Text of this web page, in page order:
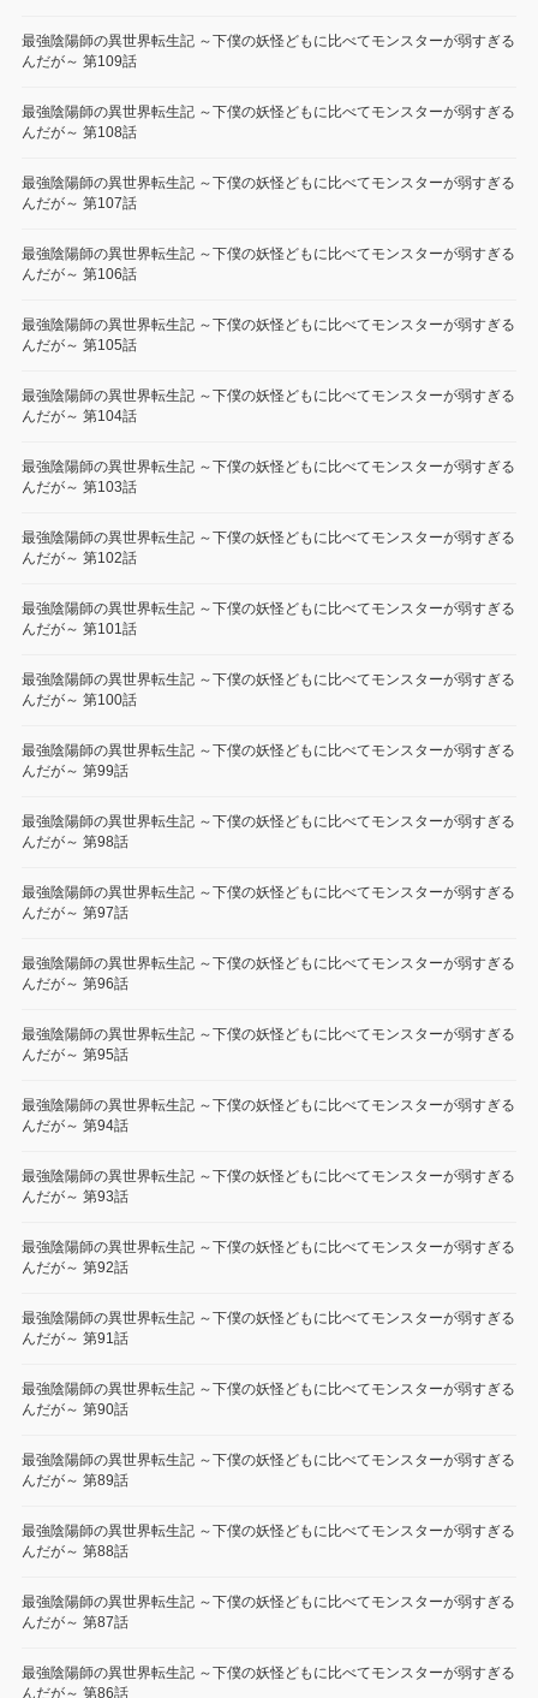
最強陰陽師の異世界転生記 ～下僕の妖怪どもに比べてモンスターが弱すぎる
んだが～ 第109話
最強陰陽師の異世界転生記 ～下僕の妖怪どもに比べてモンスターが弱すぎる
んだが～ 第108話
最強陰陽師の異世界転生記 ～下僕の妖怪どもに比べてモンスターが弱すぎる
んだが～ 第107話
最強陰陽師の異世界転生記 ～下僕の妖怪どもに比べてモンスターが弱すぎる
んだが～ 第106話
最強陰陽師の異世界転生記 ～下僕の妖怪どもに比べてモンスターが弱すぎる
んだが～ 第105話
最強陰陽師の異世界転生記 ～下僕の妖怪どもに比べてモンスターが弱すぎる
んだが～ 第104話
最強陰陽師の異世界転生記 ～下僕の妖怪どもに比べてモンスターが弱すぎる
んだが～ 第103話
最強陰陽師の異世界転生記 ～下僕の妖怪どもに比べてモンスターが弱すぎる
んだが～ 第102話
最強陰陽師の異世界転生記 ～下僕の妖怪どもに比べてモンスターが弱すぎる
んだが～ 第101話
最強陰陽師の異世界転生記 ～下僕の妖怪どもに比べてモンスターが弱すぎる
んだが～ 第100話
最強陰陽師の異世界転生記 ～下僕の妖怪どもに比べてモンスターが弱すぎる
んだが～ 第99話
最強陰陽師の異世界転生記 ～下僕の妖怪どもに比べてモンスターが弱すぎる
んだが～ 第98話
最強陰陽師の異世界転生記 ～下僕の妖怪どもに比べてモンスターが弱すぎる
んだが～ 第97話
最強陰陽師の異世界転生記 ～下僕の妖怪どもに比べてモンスターが弱すぎる
んだが～ 第96話
最強陰陽師の異世界転生記 ～下僕の妖怪どもに比べてモンスターが弱すぎる
んだが～ 第95話
最強陰陽師の異世界転生記 ～下僕の妖怪どもに比べてモンスターが弱すぎる
んだが～ 第94話
最強陰陽師の異世界転生記 ～下僕の妖怪どもに比べてモンスターが弱すぎる
んだが～ 第93話
最強陰陽師の異世界転生記 ～下僕の妖怪どもに比べてモンスターが弱すぎる
んだが～ 第92話
最強陰陽師の異世界転生記 ～下僕の妖怪どもに比べてモンスターが弱すぎる
んだが～ 第91話
最強陰陽師の異世界転生記 ～下僕の妖怪どもに比べてモンスターが弱すぎる
んだが～ 第90話
最強陰陽師の異世界転生記 ～下僕の妖怪どもに比べてモンスターが弱すぎる
んだが～ 第89話
最強陰陽師の異世界転生記 ～下僕の妖怪どもに比べてモンスターが弱すぎる
んだが～ 第88話
最強陰陽師の異世界転生記 ～下僕の妖怪どもに比べてモンスターが弱すぎる
んだが～ 第87話
最強陰陽師の異世界転生記 ～下僕の妖怪どもに比べてモンスターが弱すぎる
んだが～ 第86話